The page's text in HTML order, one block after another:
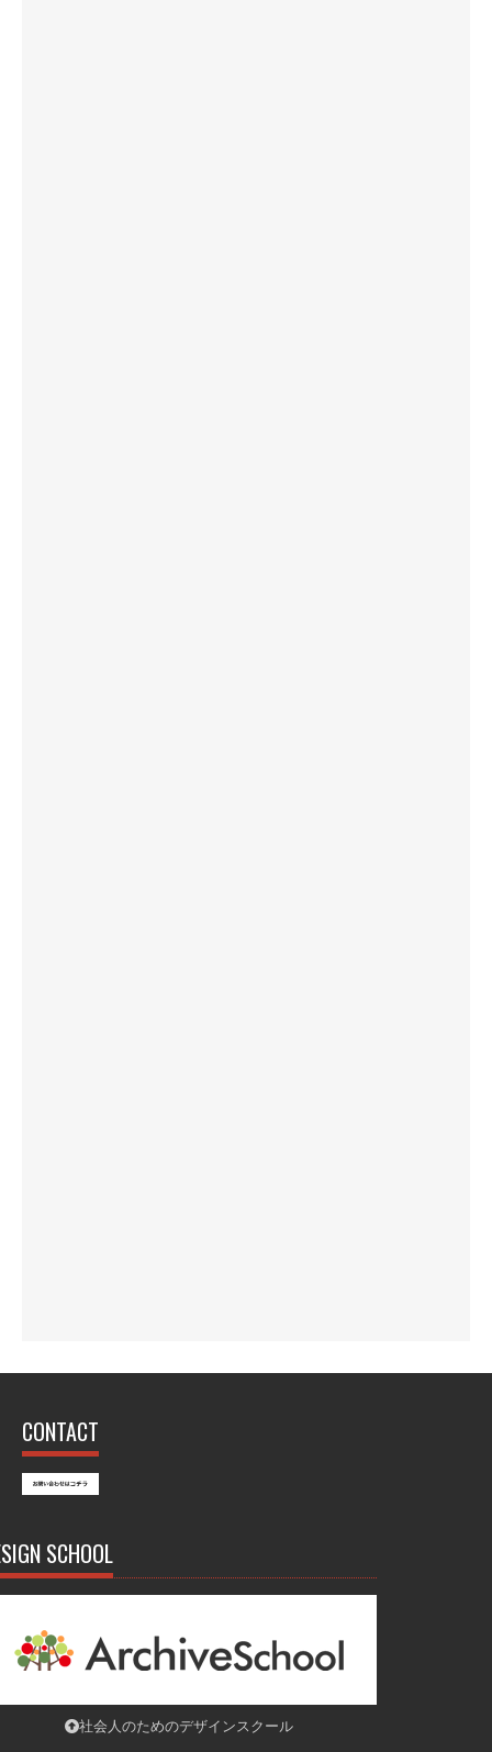
CONTACT
SCHOOL
社会人のためのデザインスクール